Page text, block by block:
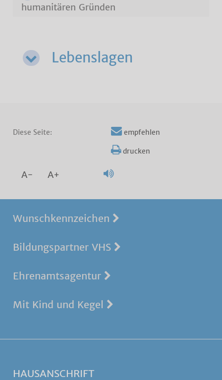
humanitären Gründen
Lebenslagen
Diese Seite: empfehlen
drucken
A- A+
Wunschkennzeichen
Bildungspartner VHS
Ehrenamtsagentur
Mit Kind und Kegel
HAUSANSCHRIFT